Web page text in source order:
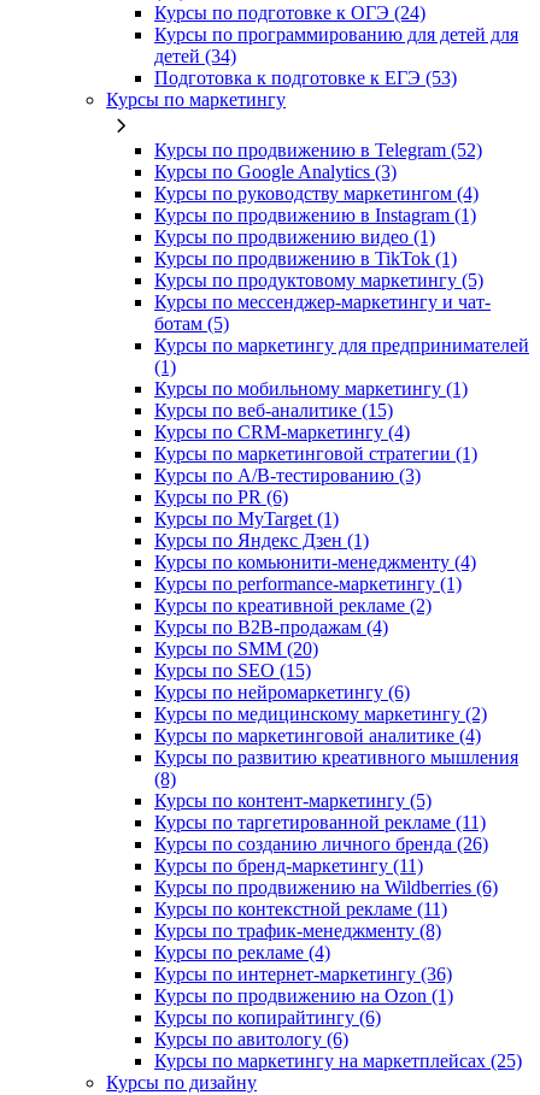
Курсы по подготовке к ОГЭ (24)
Курсы по программированию для детей для
детей (34)
Подготовка к подготовке к ЕГЭ (53)
Курсы по маркетингу
Курсы по продвижению в Telegram (52)
Курсы по Google Analytics (3)
Курсы по руководству маркетингом (4)
Курсы по продвижению в Instagram (1)
Курсы по продвижению видео (1)
Курсы по продвижению в TikTok (1)
Курсы по продуктовому маркетингу (5)
Курсы по мессенджер-маркетингу и чат-
ботам (5)
Курсы по маркетингу для предпринимателей
(1)
Курсы по мобильному маркетингу (1)
Курсы по веб-аналитике (15)
Курсы по CRM-маркетингу (4)
Курсы по маркетинговой стратегии (1)
Курсы по A/B-тестированию (3)
Курсы по PR (6)
Курсы по MyTarget (1)
Курсы по Яндекс Дзен (1)
Курсы по комьюнити-менеджменту (4)
Курсы по performance-маркетингу (1)
Курсы по креативной рекламе (2)
Курсы по B2B-продажам (4)
Курсы по SMM (20)
Курсы по SEO (15)
Курсы по нейромаркетингу (6)
Курсы по медицинскому маркетингу (2)
Курсы по маркетинговой аналитике (4)
Курсы по развитию креативного мышления
(8)
Курсы по контент-маркетингу (5)
Курсы по таргетированной рекламе (11)
Курсы по созданию личного бренда (26)
Курсы по бренд-маркетингу (11)
Курсы по продвижению на Wildberries (6)
Курсы по контекстной рекламе (11)
Курсы по трафик-менеджменту (8)
Курсы по рекламе (4)
Курсы по интернет-маркетингу (36)
Курсы по продвижению на Ozon (1)
Курсы по копирайтингу (6)
Курсы по авитологу (6)
Курсы по маркетингу на маркетплейсах (25)
Курсы по дизайну